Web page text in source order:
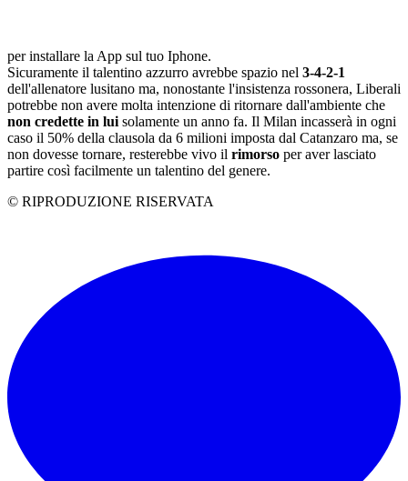
per installare la App sul tuo Iphone.
Sicuramente il talentino azzurro avrebbe spazio nel 3-4-2-1
dell'allenatore lusitano ma, nonostante l'insistenza rossonera, Liberali
potrebbe non avere molta intenzione di ritornare dall'ambiente che
non credette in lui solamente un anno fa. Il Milan incasserà in ogni
caso il 50% della clausola da 6 milioni imposta dal Catanzaro ma, se
non dovesse tornare, resterebbe vivo il rimorso per aver lasciato
partire così facilmente un talentino del genere.
© RIPRODUZIONE RISERVATA